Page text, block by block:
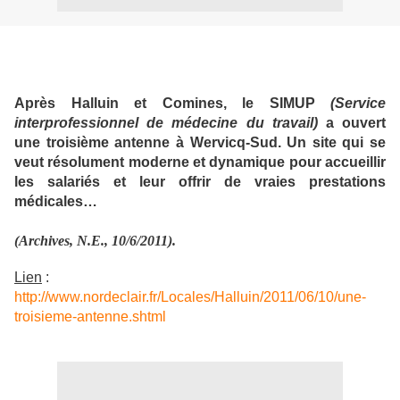
Après Halluin et Comines, le SIMUP (Service
interprofessionnel de médecine du travail) a ouvert
une troisième antenne à Wervicq-Sud. Un site qui se
veut résolument moderne et dynamique pour accueillir
les salariés et leur offrir de vraies prestations
médicales…
(Archives, N.E., 10/6/2011).
Lien :
http://www.nordeclair.fr/Locales/Halluin/2011/06/10/une-
troisieme-antenne.shtml